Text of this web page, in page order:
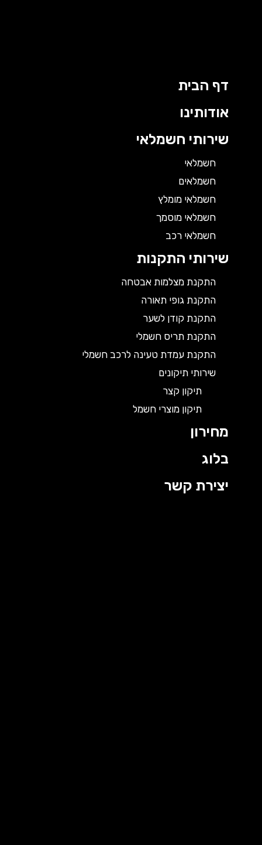
דף הבית
אודותינו
שירותי חשמלאי
חשמלאי
חשמלאים
חשמלאי מומלץ
חשמלאי מוסמך
חשמלאי רכב
שירותי התקנות
התקנת מצלמות אבטחה
התקנת גופי תאורה
התקנת קודן לשער
התקנת תריס חשמלי
התקנת עמדת טעינה לרכב חשמלי
שירותי תיקונים
תיקון קצר
תיקון מוצרי חשמל
מחירון
בלוג
יצירת קשר